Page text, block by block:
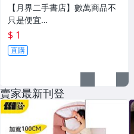
【月界二手書店】數萬商品不
只是便宜…
$ 1
直購
賣家最新刊登